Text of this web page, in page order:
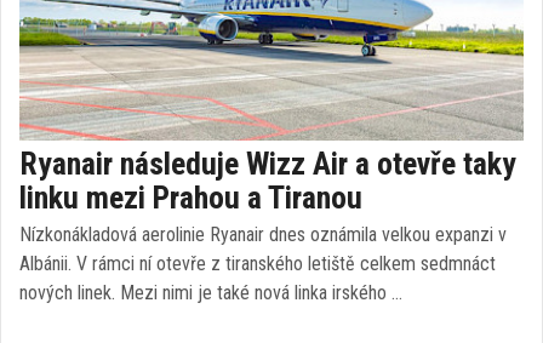
Ryanair následuje Wizz Air a otevře taky
linku mezi Prahou a Tiranou
Nízkonákladová aerolinie Ryanair dnes oznámila velkou expanzi v
Albánii. V rámci ní otevře z tiranského letiště celkem sedmnáct
nových linek. Mezi nimi je také nová linka irského …